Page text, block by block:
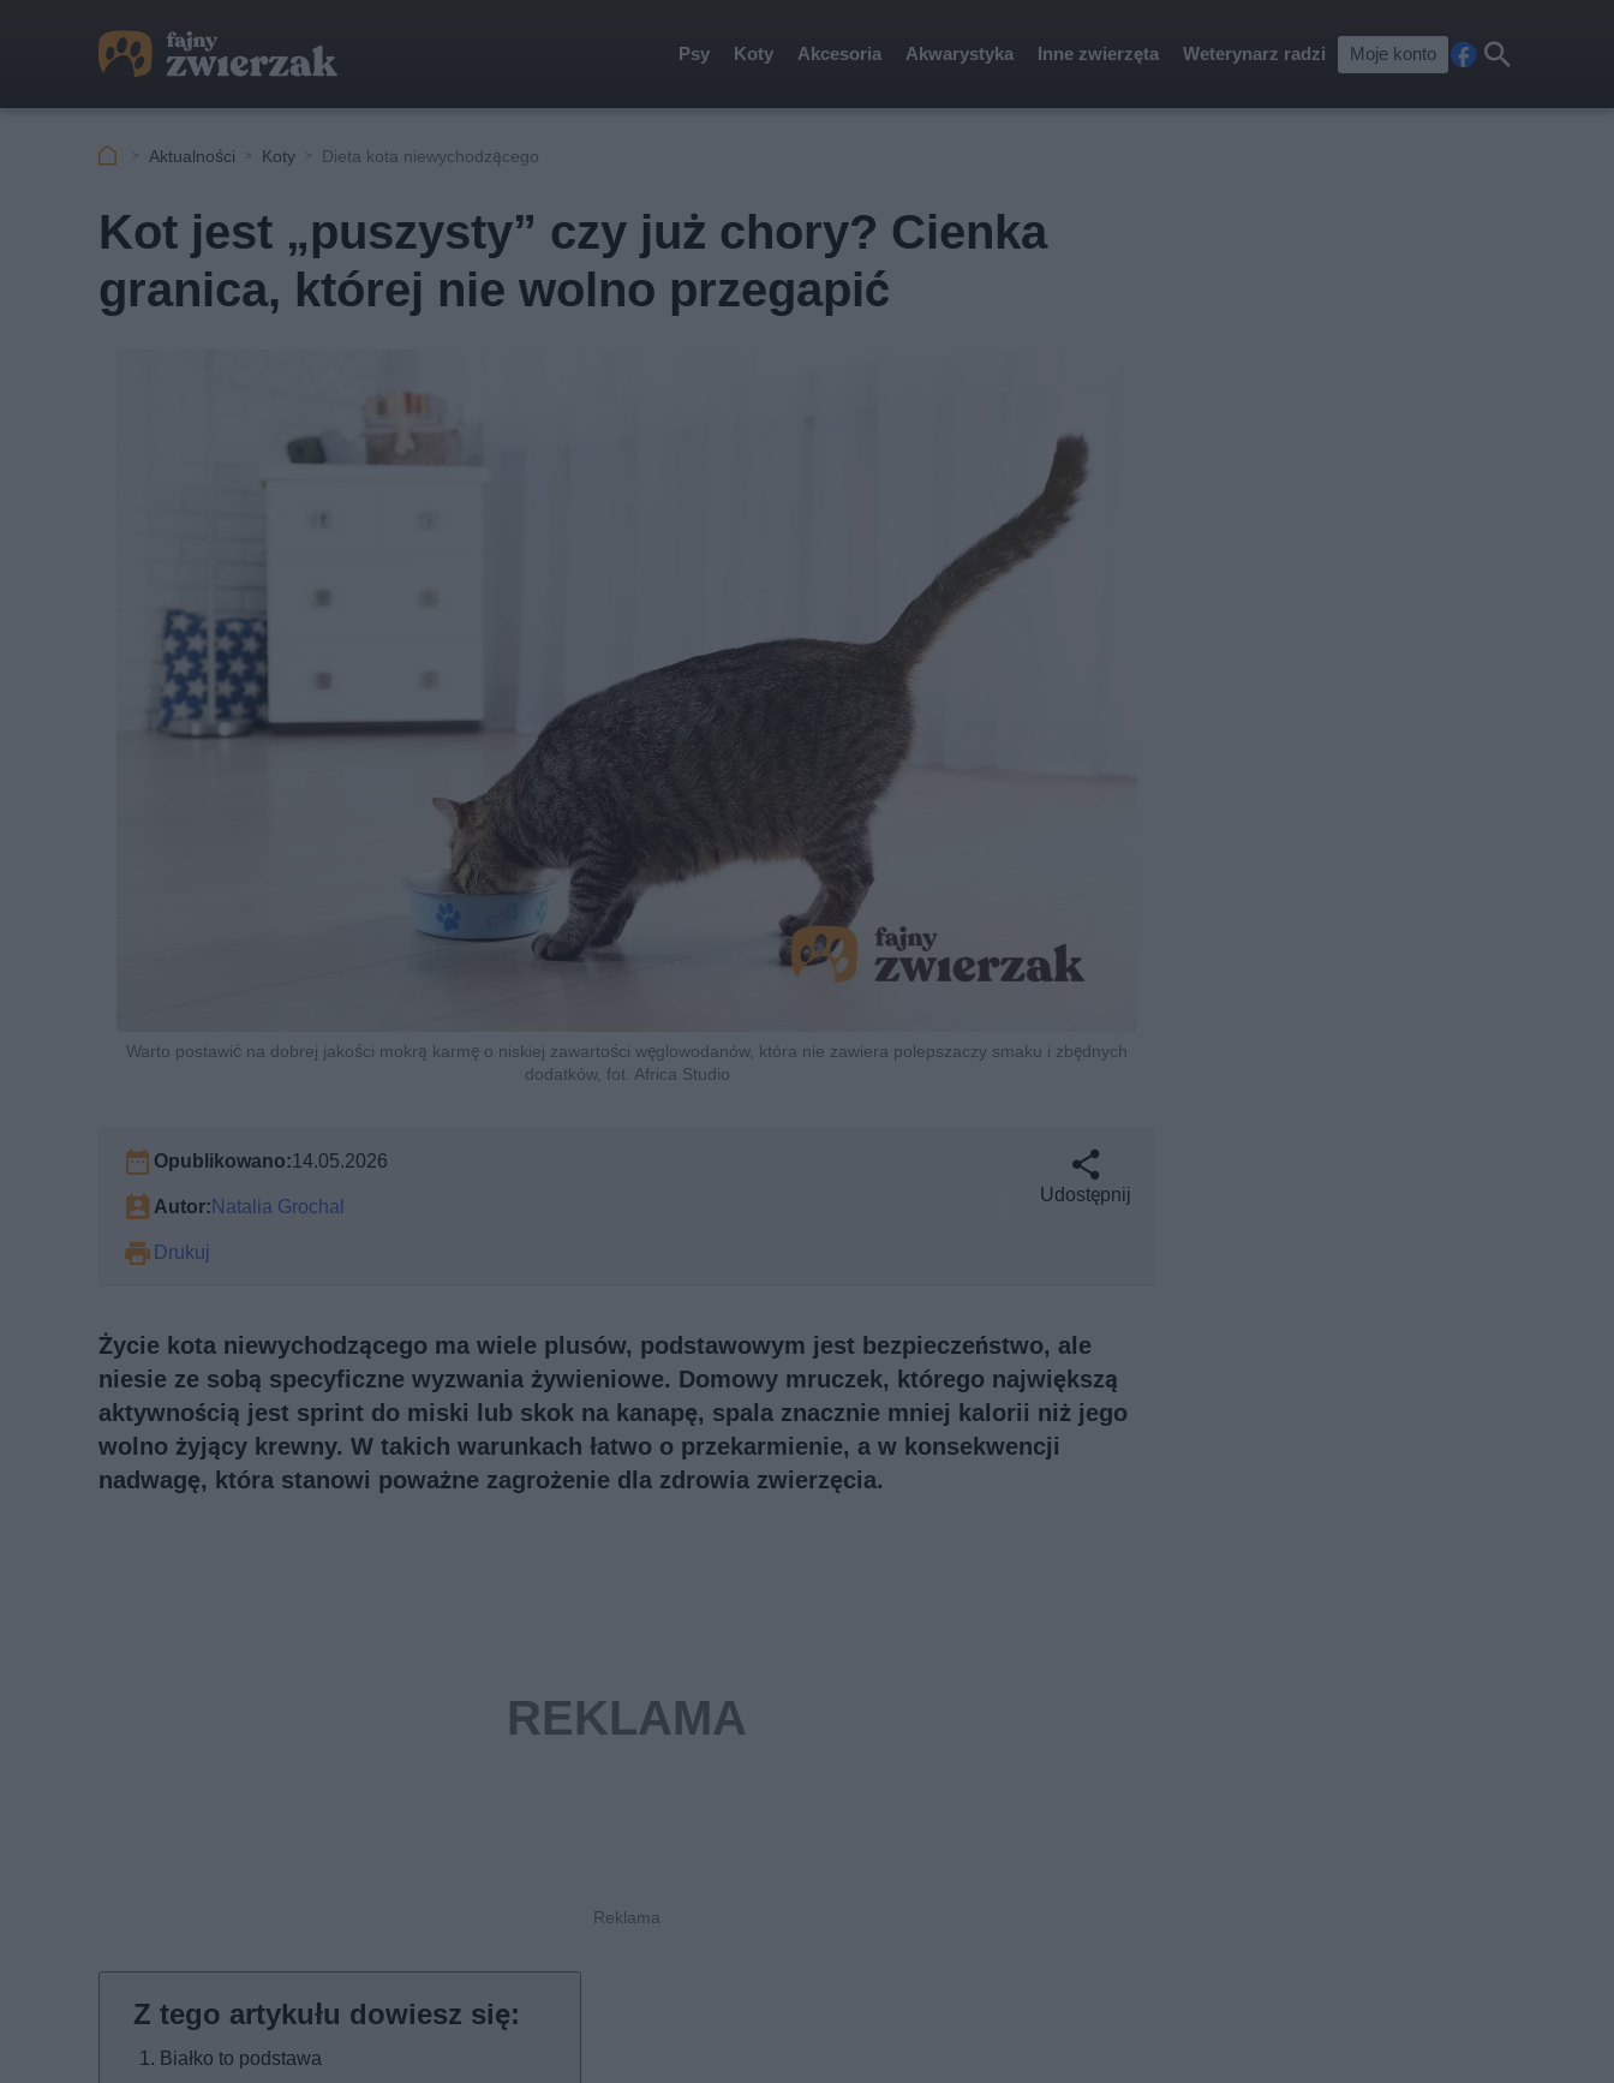
Psy Koty Akcesoria Akwarystyka Inne zwierzęta Weterynarz radzi Moje konto
cebkaj
Aktualności Koty Dieta kota niewychodzącego
Kot jest „puszysty” czy już chory? Cienka
granica, której nie wolno przegapić
Warto postawić na dobrej jakości mokrą karmę o niskiej zawartości węglowodanów, która nie zawiera polepszaczy smaku i zbędnych
dodatków, fot. Africa Studio
Opublikowano:14.05.2026
Autor: Natalia Grochal
Drukuj
Udostępnij
Życie kota niewychodzącego ma wiele plusów, podstawowym jest bezpieczeństwo, ale
niesie ze sobą specyficzne wyzwania żywieniowe. Domowy mruczek, którego największą
aktywnością jest sprint do miski lub skok na kanapę, spala znacznie mniej kalorii niż jego
wolno żyjący krewny. W takich warunkach łatwo o przekarmienie, a w konsekwencji
nadwagę, która stanowi poważne zagrożenie dla zdrowia zwierzęcia.
Białko to podstawa